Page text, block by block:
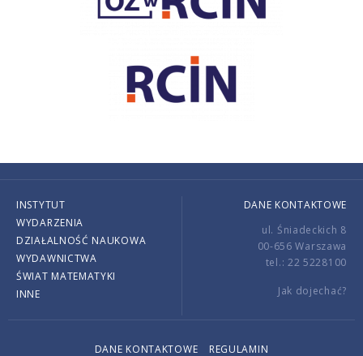
INSTYTUT
WYDARZENIA
DZIAŁALNOŚĆ NAUKOWA
WYDAWNICTWA
ŚWIAT MATEMATYKI
INNE
DANE KONTAKTOWE
ul. Śniadeckich 8
00-656 Warszawa
tel.: 22 5228100
Jak dojechać?
DANE KONTAKTOWE REGULAMIN